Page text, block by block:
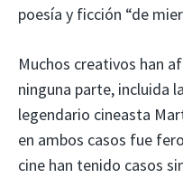
poesía y ficción “de
Muchos creativos han
ninguna parte, incluida
legendario cineasta
en ambos casos fue
cine han tenido casos